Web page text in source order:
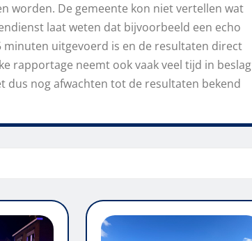
worden. De gemeente kon niet vertellen wat
laat weten dat bijvoorbeeld een echo
uitgevoerd is en de resultaten direct
rapportage neemt ook vaak veel tijd in beslag
dus nog afwachten tot de resultaten bekend